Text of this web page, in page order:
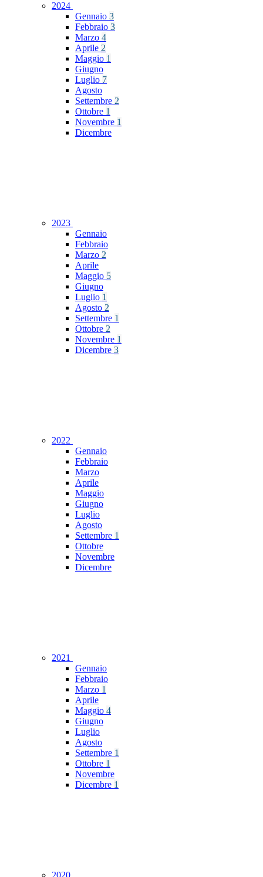
2024
Gennaio 3
Febbraio 3
Marzo 4
Aprile 2
Maggio 1
Giugno
Luglio 7
Agosto
Settembre 2
Ottobre 1
Novembre 1
Dicembre
2023
Gennaio
Febbraio
Marzo 2
Aprile
Maggio 5
Giugno
Luglio 1
Agosto 2
Settembre 1
Ottobre 2
Novembre 1
Dicembre 3
2022
Gennaio
Febbraio
Marzo
Aprile
Maggio
Giugno
Luglio
Agosto
Settembre 1
Ottobre
Novembre
Dicembre
2021
Gennaio
Febbraio
Marzo 1
Aprile
Maggio 4
Giugno
Luglio
Agosto
Settembre 1
Ottobre 1
Novembre
Dicembre 1